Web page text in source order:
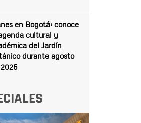
en Bogotá: conoce
cultural y
del Jardín
durante agosto